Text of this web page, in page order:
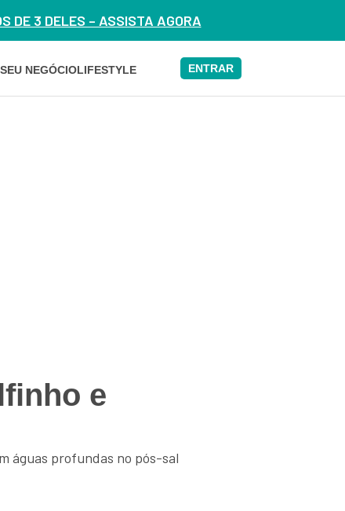
DE 3 DELES – ASSISTA AGORA
SEU NEGÓCIOLIFESTYLE ENTRAR
e
águas profundas no pós-sal